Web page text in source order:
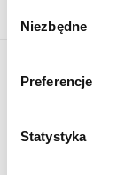
zgody
Niezbędne
Preferencje
Statystyka
O serwisie
Kategorie